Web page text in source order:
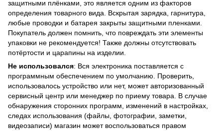
защитными плёнками, это является одним из факторов
определения товарного вида. Вскрытая зарядка, гарнитура,
любые проводки и батарея закрыты защитными пленками.
Покупатель должен помнить, что повреждать эти элементы
упаковки не рекомендуется! Также должны отсутствовать
потёртости и царапины на изделии.
Не использовался: Вся электроника поставляется с
программным обеспечением по умолчанию. Проверить,
использовалось устройство или нет, может авторизованный
сервисный центр или менеджер по приему товара. В случае
обнаружения сторонних программ, изменений в настройках,
следах использования (файлы, фотографии, заметки,
видеозаписи) магазин может воспользоваться правом